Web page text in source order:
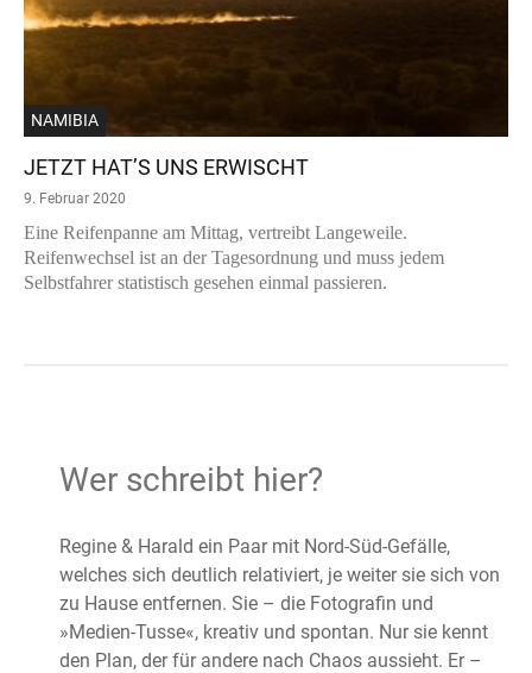
NAMIBIA
JETZT HAT’S UNS ERWISCHT
9. Februar 2020
Eine Reifenpanne am Mittag, vertreibt Langeweile.
Reifenwechsel ist an der Tagesordnung und muss jedem
Selbstfahrer statistisch gesehen einmal passieren.
Wer schreibt hier?
Regine & Harald ein Paar mit Nord-Süd-Gefälle,
welches sich deutlich relativiert, je weiter sie sich von
zu Hause entfernen. Sie – die Fotografin und
»Medien-Tusse«, kreativ und spontan. Nur sie kennt
den Plan, der für andere nach Chaos aussieht. Er –